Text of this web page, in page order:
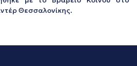
Θεσσαλονίκης.